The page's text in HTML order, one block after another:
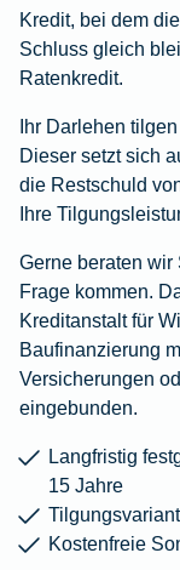
Kredit, bei dem
Schluss gleich
Ratenkredit.
Ihr Darlehen
Dieser setzt sich
die Restschuld
Ihre
Gerne beraten wir
Frage kommen.
Kreditanstalt für
Baufinanzierung
Versicherungen
eingebunden.
Langfristig
15 Jahre
Kostenfreie